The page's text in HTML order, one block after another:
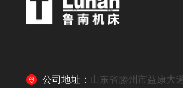
公司地址： 山东省滕州市益康大